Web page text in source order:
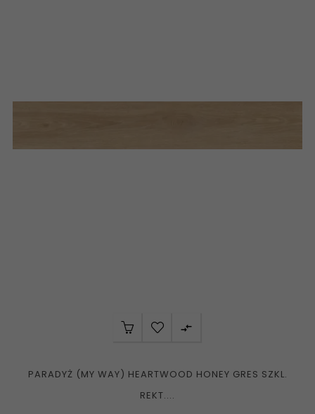

PARADYŻ (MY WAY) HEARTWOOD HONEY GRES SZKL.
REKT....